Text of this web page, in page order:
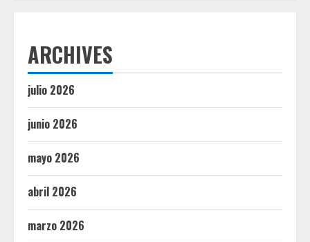
ARCHIVES
julio 2026
junio 2026
mayo 2026
abril 2026
marzo 2026